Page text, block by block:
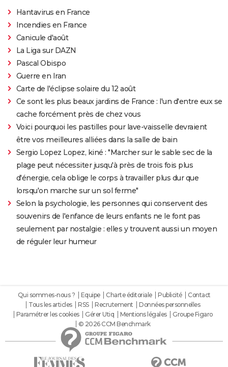
Hantavirus en France
Incendies en France
Canicule d'août
La Liga sur DAZN
Pascal Obispo
Guerre en Iran
Carte de l'éclipse solaire du 12 août
Ce sont les plus beaux jardins de France : l'un d'entre eux se
cache forcément près de chez vous
Voici pourquoi les pastilles pour lave-vaisselle devraient
être vos meilleures alliées dans la salle de bain
Sergio Lopez Lopez, kiné : "Marcher sur le sable sec de la
plage peut nécessiter jusqu'à près de trois fois plus
d'énergie, cela oblige le corps à travailler plus dur que
lorsqu'on marche sur un sol ferme"
Selon la psychologie, les personnes qui conservent des
souvenirs de l'enfance de leurs enfants ne le font pas
seulement par nostalgie : elles y trouvent aussi un moyen
de réguler leur humeur
Qui sommes-nous ? Equipe Charte éditoriale Publicité
Contact
Tous les articles
RSS Recrutement
Données personnelles
Paramétrer les cookies
Gérer Utiq Mentions légales
Groupe Figaro
© 2026 CCM Benchmark